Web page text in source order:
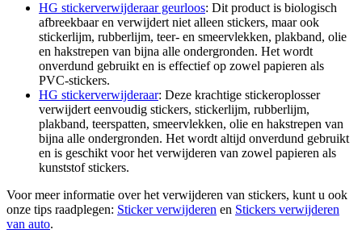
HG stickerverwijderaar geurloos: Dit product is biologisch
afbreekbaar en verwijdert niet alleen stickers, maar ook
stickerlijm, rubberlijm, teer- en smeervlekken, plakband, olie
en hakstrepen van bijna alle ondergronden. Het wordt
onverdund gebruikt en is effectief op zowel papieren als
PVC-stickers.
HG stickerverwijderaar: Deze krachtige stickeroplosser
verwijdert eenvoudig stickers, stickerlijm, rubberlijm,
plakband, teerspatten, smeervlekken, olie en hakstrepen van
bijna alle ondergronden. Het wordt altijd onverdund gebruikt
en is geschikt voor het verwijderen van zowel papieren als
kunststof stickers.
Voor meer informatie over het verwijderen van stickers, kunt u ook
onze tips raadplegen: Sticker verwijderen en Stickers verwijderen
van auto.